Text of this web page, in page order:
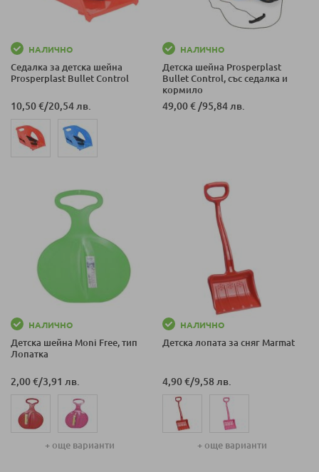
НАЛИЧНО
Седалка за детска шейна
Prosperplast Bullet Control
10,50 €/20,54 лв.
НАЛИЧНО
Детска шейна Prosperplast
Bullet Control, със седалка и
кормило
49,00 € /95,84 лв.
НАЛИЧНО
Детска шейна Moni Free, тип
Лопатка
2,00 €/3,91 лв.
+ още варианти
НАЛИЧНО
Детска лопата за сняг Marmat
4,90 €/9,58 лв.
+ още варианти